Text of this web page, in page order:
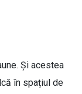
Și acestea
în spațiul de